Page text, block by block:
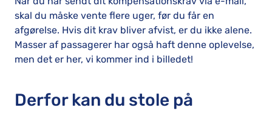
skal du måske vente flere uger, før du får en
afgørelse. Hvis dit krav bliver afvist, er du ikke alene.
Masser af passagerer har også haft denne oplevelse,
men det er her, vi kommer ind i billedet!
Derfor kan du stole på